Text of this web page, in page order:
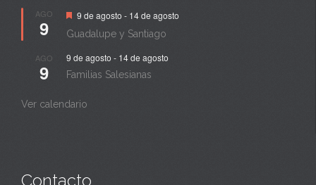
AGO
9
Destacado
9 de agosto - 14 de agosto
Guadalupe y Santiago
AGO
9
9 de agosto - 14 de agosto
Familias Salesianas
Ver calendario
Contacto